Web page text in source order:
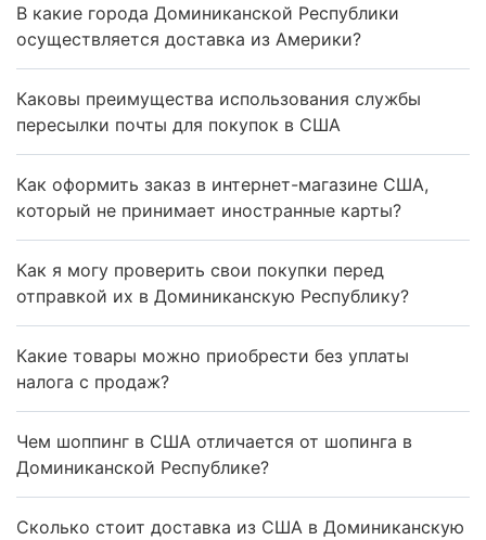
В какие города Доминиканской Республики
осуществляется доставка из Америки?
Каковы преимущества использования службы
пересылки почты для покупок в США
Как оформить заказ в интернет-магазине США,
который не принимает иностранные карты?
Как я могу проверить свои покупки перед
отправкой их в Доминиканскую Республику?
Какие товары можно приобрести без уплаты
налога с продаж?
Чем шоппинг в США отличается от шопинга в
Доминиканской Республике?
Сколько стоит доставка из США в Доминиканскую